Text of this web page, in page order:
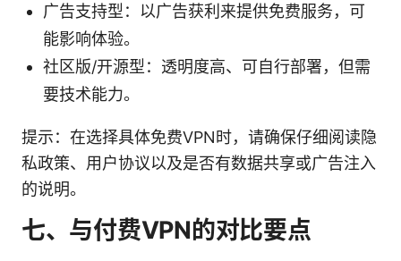
广告支持型：以广告获利来提供免费服务，可
能影响体验。
社区版/开源型：透明度高、可自行部署，但需
要技术能力。
提示：在选择具体免费VPN时，请确保仔细阅读隐
私政策、用户协议以及是否有数据共享或广告注入
的说明。
七、与付费VPN的对比要点